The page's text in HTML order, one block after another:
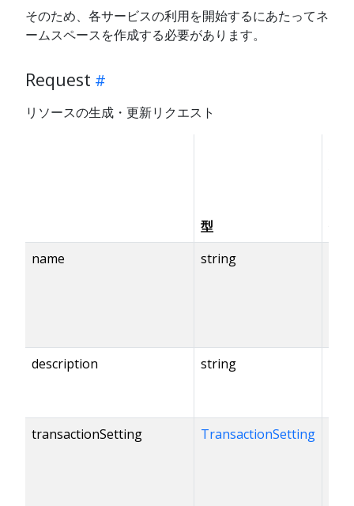
そのため、各サービスの利用を開始するにあたってネ
ームスペースを作成する必要があります。
Request
リソースの生成・更新リクエスト
型
name
string
description string
transactionSetting TransactionSetting